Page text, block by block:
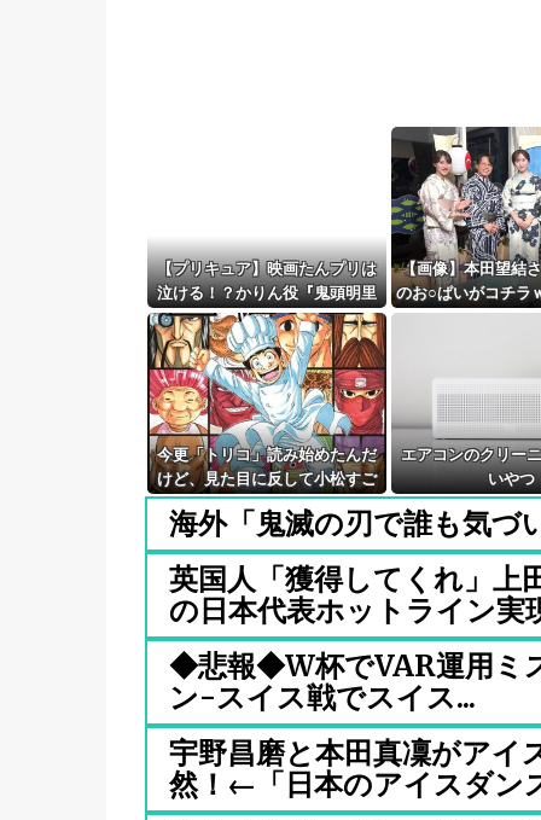
【プリキュア】映画たんプリは
泣ける！？かりん役『鬼頭明里
さん』アラン役『島﨑信長さ
ん』レイン役『内山昂輝さん』
だと判明！！
【画像】本田望結
のお○ぱいがコチラ
ｗ
今更「トリコ」読み始めたんだ
けど、見た目に反して小松すご
いヤツじゃない？？
エアコンのクリー
いやつ
海外「鬼滅の刃で誰も気づ
英国人「獲得してくれ」上
の日本代表ホットライン実
◆悲報◆W杯でVAR運用ミ
ン-スイス戦でスイス...
宇野昌磨と本田真凜がアイ
然！←「日本のアイスダン